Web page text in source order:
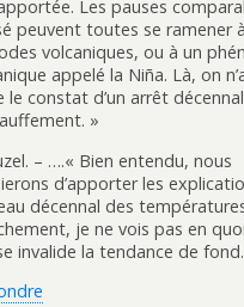
Les pauses
peuvent toutes se ramener
volcaniques, ou à un
appelé la Niña. Là, on
le constat d’un arrêt
»
– ….« Bien entendu, nous
d’apporter les
décennal des
je ne vois pas en
invalide la tendance de